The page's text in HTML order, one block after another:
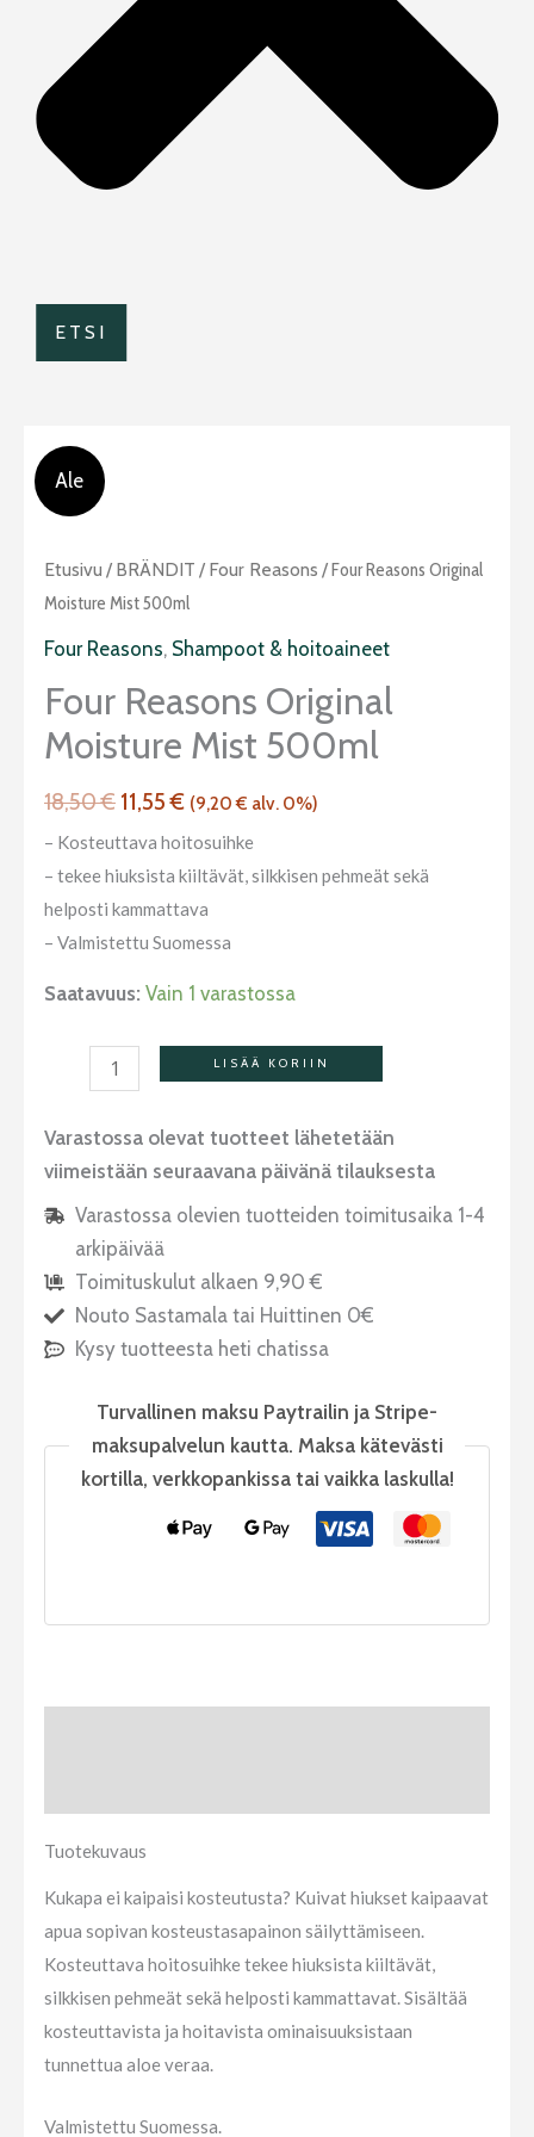
Ale
Etusivu / BRÄNDIT / Four Reasons / Four Reasons Original
Moisture Mist 500ml
Four Reasons, Shampoot & hoitoaineet
Four Reasons Original
Moisture Mist 500ml
18,50€
Alkuperäinen
hinta
11,55€
Nykyinen
hinta
on:
11,55 €.
(9,20€ alv. 0%)
– Kosteuttava hoitosuihke
– tekee hiuksista kiiltävät, silkkisen pehmeät sekä
helposti kammattava
– Valmistettu Suomessa
Saatavuus: Vain 1 varastossa
Four
Reasons
Original
Mist
500ml
LISÄÄ KORIIN
Varastossa olevat tuotteet lähetetään
viimeistään seuraavana päivänä tilauksesta
Varastossa olevien tuotteiden toimitusaika 1-4
arkipäivää
Toimituskulut alkaen 9,90 €
Nouto Sastamala tai Huittinen 0€
Kysy tuotteesta heti chatissa
Turvallinen maksu Paytrailin ja Stripe-
maksupalvelun kautta. Maksa kätevästi
kortilla, verkkopankissa tai vaikka laskulla!
Tuotekuvaus
Kukapa ei kaipaisi kosteutusta? Kuivat hiukset kaipaavat
apua sopivan kosteustasapainon säilyttämiseen.
Kosteuttava hoitosuihke tekee hiuksista kiiltävät,
silkkisen pehmeät sekä helposti kammattavat. Sisältää
kosteuttavista ja hoitavista ominaisuuksistaan
tunnettua aloe veraa.
Valmistettu Suomessa.
ETSI